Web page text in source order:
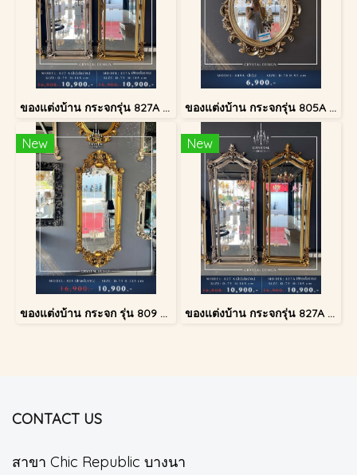
ของแต่งบ้าน กระจกรุ่น 827A สีทองโบราณ ของแต่งบ้าน กระจกรุ่น 805A สีเงินโบราณ
New
ของแต่งบ้าน กระจก รุ่น 809 สีทองโบราณ
New
ของแต่งบ้าน กระจกรุ่น 827A สีเงินโบราณ
CONTACT US
สาขา Chic Republic บางนา